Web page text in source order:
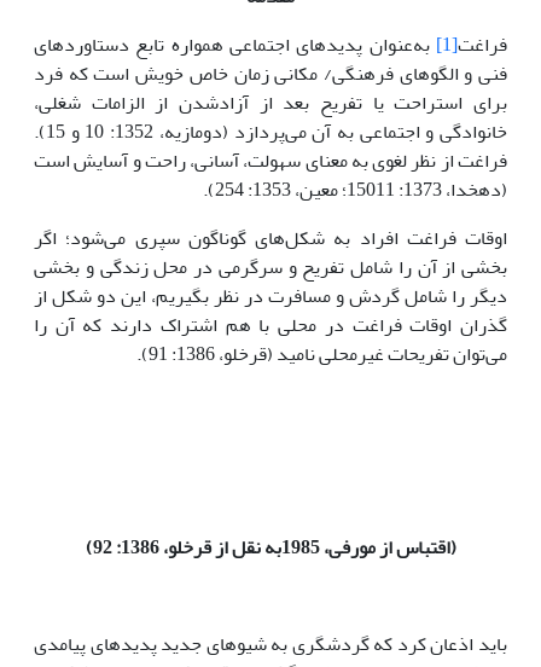
فراغت[1] به‌عنوان پدیده­ای اجتماعی همواره تابع دستاوردهای
فنی و الگوهای فرهنگی/ مکانی زمان خاص خویش است که فرد
برای استراحت یا تفریح بعد از آزادشدن از الزامات شغلی،
خانوادگی و اجتماعی به آن می‌پردازد (دومازیه، 1352: 10 و 15).
فراغت از نظر لغوی به معنای سهولت، آسانی، راحت و آسایش است
(دهخدا، 1373: 15011؛ معین، 1353: 254).
اوقات فراغت افراد به شکل‌های گوناگون سپری می‌شود؛ اگر
بخشی از آن را شامل تفریح و سرگرمی در محل زندگی و بخشی
دیگر را شامل گردش و مسافرت در نظر بگیریم، این دو شکل از
گذران اوقات فراغت در محلی با هم اشتراک دارند که آن را
می‌توان تفریحات غیرمحلی نامید (قرخلو، 1386: 91).
(اقتباس از مورفی، 1985به نقل از قرخلو، 1386: 92)
باید اذعان کرد که گردشگری به‌ شیوه­ای جدید پدیده­ای پیامدی